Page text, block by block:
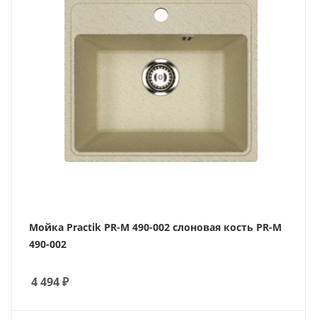
Мойка Practik PR-M 490-002 слоновая кость PR-M
490-002
4 494₽